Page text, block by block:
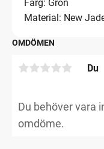
Färg: Grön
Material: New
OMDÖMEN
Du